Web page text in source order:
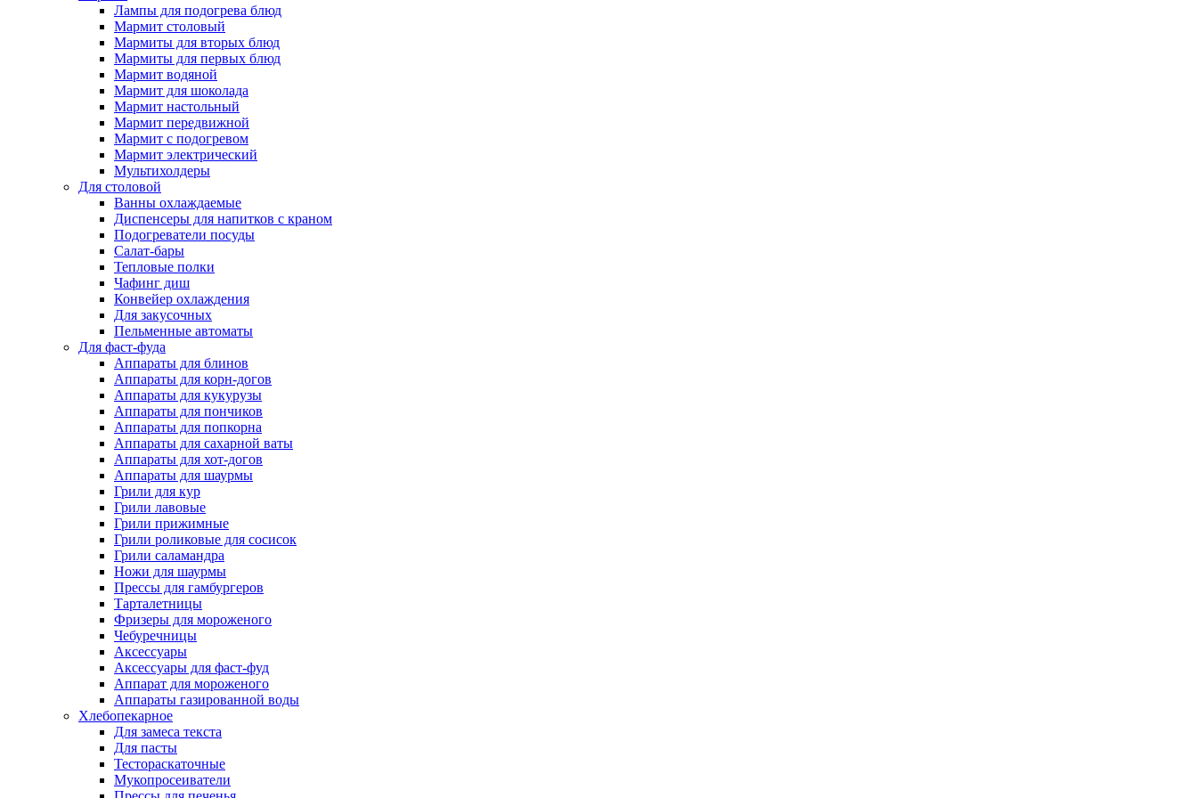
Лампы для подогрева блюд
Мармит столовый
Мармиты для вторых блюд
Мармиты для первых блюд
Мармит водяной
Мармит для шоколада
Мармит настольный
Мармит передвижной
Мармит с подогревом
Мармит электрический
Мультихолдеры
Для столовой
Ванны охлаждаемые
Диспенсеры для напитков с краном
Подогреватели посуды
Салат-бары
Тепловые полки
Чафинг диш
Конвейер охлаждения
Для закусочных
Пельменные автоматы
Для фаст-фуда
Аппараты для блинов
Аппараты для корн-догов
Аппараты для кукурузы
Аппараты для пончиков
Аппараты для попкорна
Аппараты для сахарной ваты
Аппараты для хот-догов
Аппараты для шаурмы
Грили для кур
Грили лавовые
Грили прижимные
Грили роликовые для сосисок
Грили саламандра
Ножи для шаурмы
Прессы для гамбургеров
Тарталетницы
Фризеры для мороженого
Чебуречницы
Аксессуары
Аксессуары для фаст-фуд
Аппарат для мороженого
Аппараты газированной воды
Хлебопекарное
Для замеса текста
Для пасты
Тестораскаточные
Мукопросеиватели